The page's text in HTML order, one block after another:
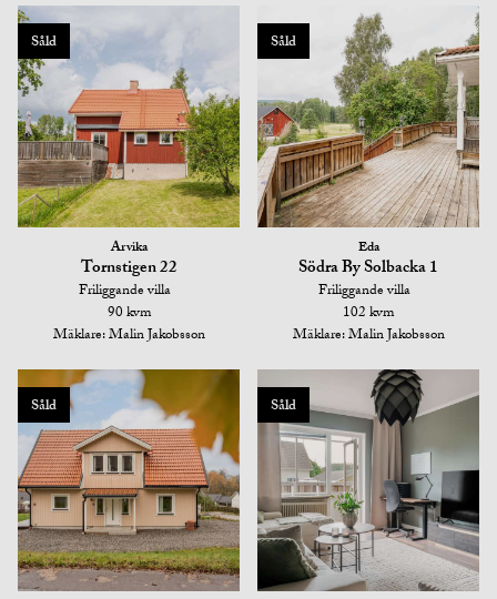
Såld
Arvika
Tornstigen 22
Friliggande villa
90 kvm
Mäklare: Malin Jakobsson
Såld
Eda
Södra By Solbacka 1
Friliggande villa
102 kvm
Mäklare: Malin Jakobsson
Såld Såld